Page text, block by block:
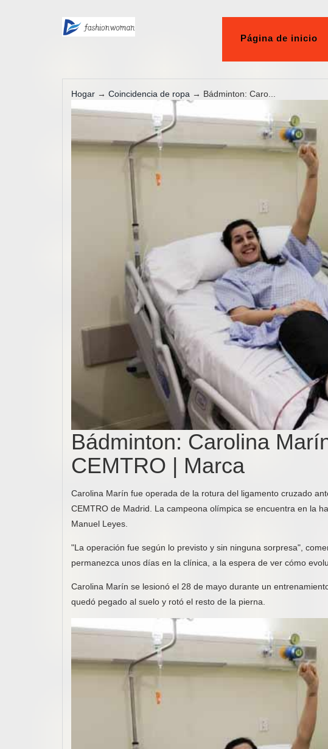
Página de inicio
Hogar → Coincidencia de ropa → Bádminton: Caro...
Bádminton: Carolina
CEMTRO | Marca
Carolina Marín fue operada de la rotura del ligamento cruzado
CEMTRO de Madrid. La campeona olímpica se encuentra en la
Manuel Leyes.
"La operación fue según lo previsto y sin ninguna sorpresa",
permanezca unos días en la clínica, a la espera de ver cómo
Carolina Marín se lesionó el 28 de mayo durante un
quedó pegado al suelo y rotó el resto de la pierna.